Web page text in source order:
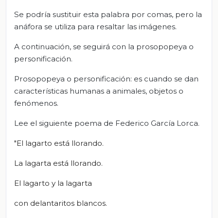
Se podría sustituir esta palabra por comas, pero la
anáfora se utiliza para resaltar las imágenes.
A continuación, se seguirá con la prosopopeya o
personificación.
Prosopopeya o personificación: es cuando se dan
características humanas a animales, objetos o
fenómenos.
Lee el siguiente poema de Federico García Lorca.
"El lagarto está llorando.
La lagarta está llorando.
El lagarto y la lagarta
con delantaritos blancos.